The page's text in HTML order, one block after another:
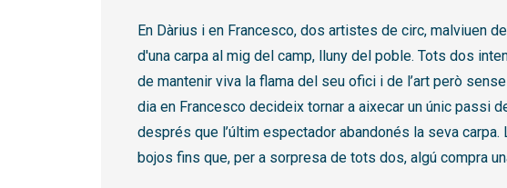
En Dàrius i en Francesco, dos artistes de circ, malviuen
d'una carpa al mig del camp, lluny del poble. Tots dos
de mantenir viva la flama del seu ofici i de l’art però
dia en Francesco decideix tornar a aixecar un únic passi
després que l’últim espectador abandonés la seva carpa.
bojos fins que, per a sorpresa de tots dos, algú compra